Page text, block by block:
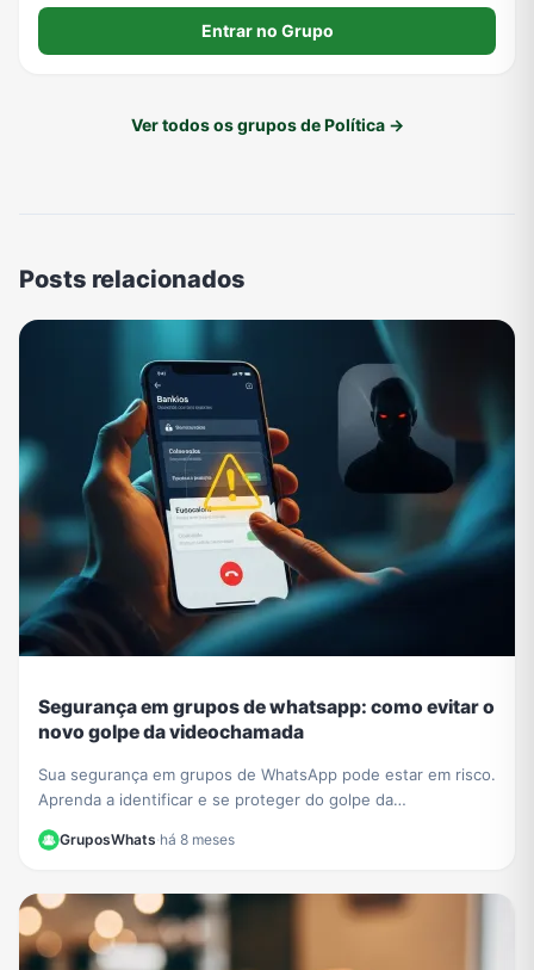
Entrar no Grupo
Ver todos os grupos de Política →
Posts relacionados
Segurança em grupos de whatsapp: como evitar o
novo golpe da videochamada
Sua segurança em grupos de WhatsApp pode estar em risco.
Aprenda a identificar e se proteger do golpe da
videochamada com compartilhamento de tela.
GruposWhats·há 8 meses